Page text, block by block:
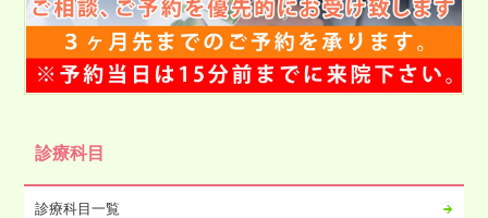
2025年03月
2025年02月
2025年01月
2024年09月
診療科目
診療科目一覧